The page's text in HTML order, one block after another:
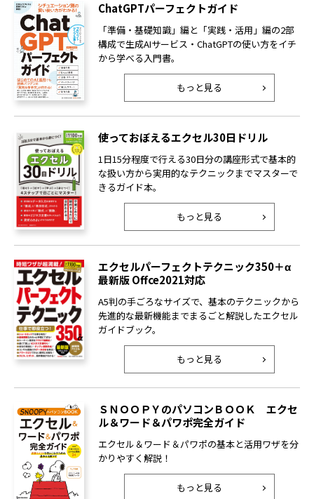
ChatGPTパーフェクトガイド
「準備・基礎知識」編と「実践・活用」編の2部
構成で生成AIサービス・ChatGPTの使い方をイチ
から学べる入門書。
もっと見る
使っておぼえるエクセル30日ドリル
1日15分程度で行える30日分の講座形式で基本的
な扱い方から実用的なテクニックまでマスターで
きるガイド本。
もっと見る
エクセルパーフェクトテクニック350＋α
最新版 Offce2021対応
A5判の手ごろなサイズで、基本のテクニックから
先進的な最新機能までまるごと解説したエクセル
ガイドブック。
もっと見る
ＳＮＯＯＰＹのパソコンＢＯＯＫ エクセ
ル＆ワード＆パワポ完全ガイド
エクセル＆ワード＆パワポの基本と活用ワザを分
かりやすく解説！
もっと見る